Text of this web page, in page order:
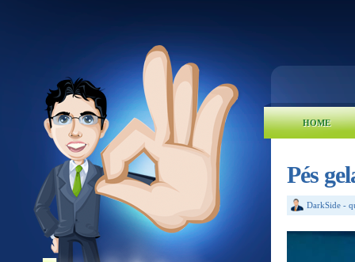
HOME
Pés
DarkSide -